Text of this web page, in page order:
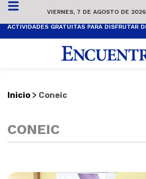
VIERNES, 7 DE AGOSTO DE 2026
Inicio > Coneic
CONEIC